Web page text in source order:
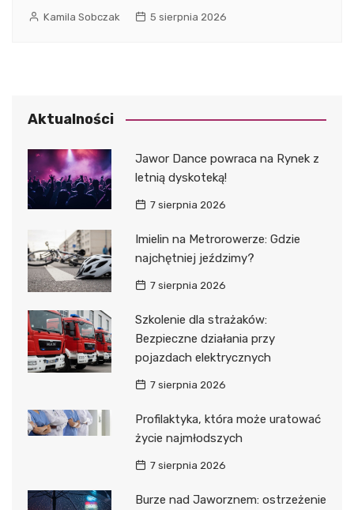
Kamila Sobczak 5 sierpnia 2026
Aktualności
Jawor Dance powraca na Rynek z
letnią dyskoteką!
7 sierpnia 2026
Imielin na Metrorowerze: Gdzie
najchętniej jeździmy?
7 sierpnia 2026
Szkolenie dla strażaków:
Bezpieczne działania przy
pojazdach elektrycznych
7 sierpnia 2026
Profilaktyka, która może uratować
życie najmłodszych
7 sierpnia 2026
Burze nad Jaworznem: ostrzeżenie